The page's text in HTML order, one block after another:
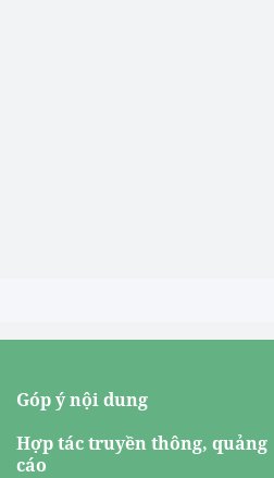
Góp ý nội dung
Hợp tác truyền thông, quảng
cáo